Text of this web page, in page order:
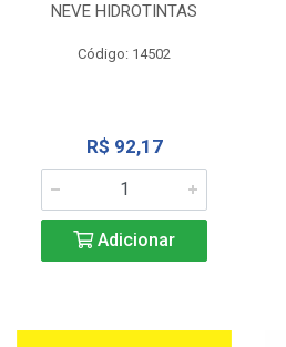
NEVE HIDROTINTAS
Código: 14502
R$ 92,17
Adicionar